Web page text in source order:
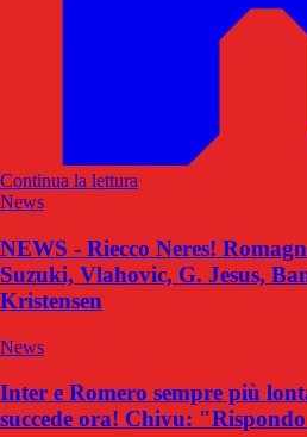
Continua la lettura
News
NEWS - Riecco Neres!
Suzuki, Vlahovic, G. Jesus,
Kristensen
News
Inter e Romero sempre più
succede ora! Chivu: